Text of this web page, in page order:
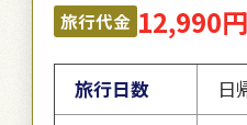
旅行代金 12,990円
旅行日数
日